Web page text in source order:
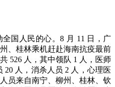
国人民的心。8 月 11 日，广
、桂林乘机赶赴海南抗疫最前
526 人，其中领队 1 人，医师
20 人，消杀人员 2 人，心理医
员来自南宁、柳州、桂林、钦